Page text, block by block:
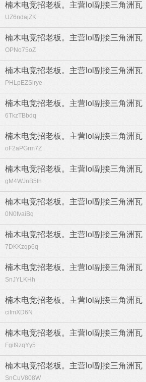
楠木电竞招老板。主营lol副接三角洲瓦
UZ6ndajZK
楠木电竞招老板。主营lol副接三角洲瓦
OPNo75oZ
楠木电竞招老板。主营lol副接三角洲瓦
PHLpEZSlrye
楠木电竞招老板。主营lol副接三角洲瓦
6TkzTBbdq
楠木电竞招老板。主营lol副接三角洲瓦
oF2aPGrm7Z
楠木电竞招老板。主营lol副接三角洲瓦
gM4WJnB5fn
楠木电竞招老板。主营lol副接三角洲瓦
0N0fvaiBq
楠木电竞招老板。主营lol副接三角洲瓦
7DKKzqp6q
楠木电竞招老板。主营lol副接三角洲瓦
SnJYLKHh
楠木电竞招老板。主营lol副接三角洲瓦
cifmXD6N
楠木电竞招老板。主营lol副接三角洲瓦
Fgit9zqYy5
楠木电竞招老板。主营lol副接三角洲瓦
SnCuV808W